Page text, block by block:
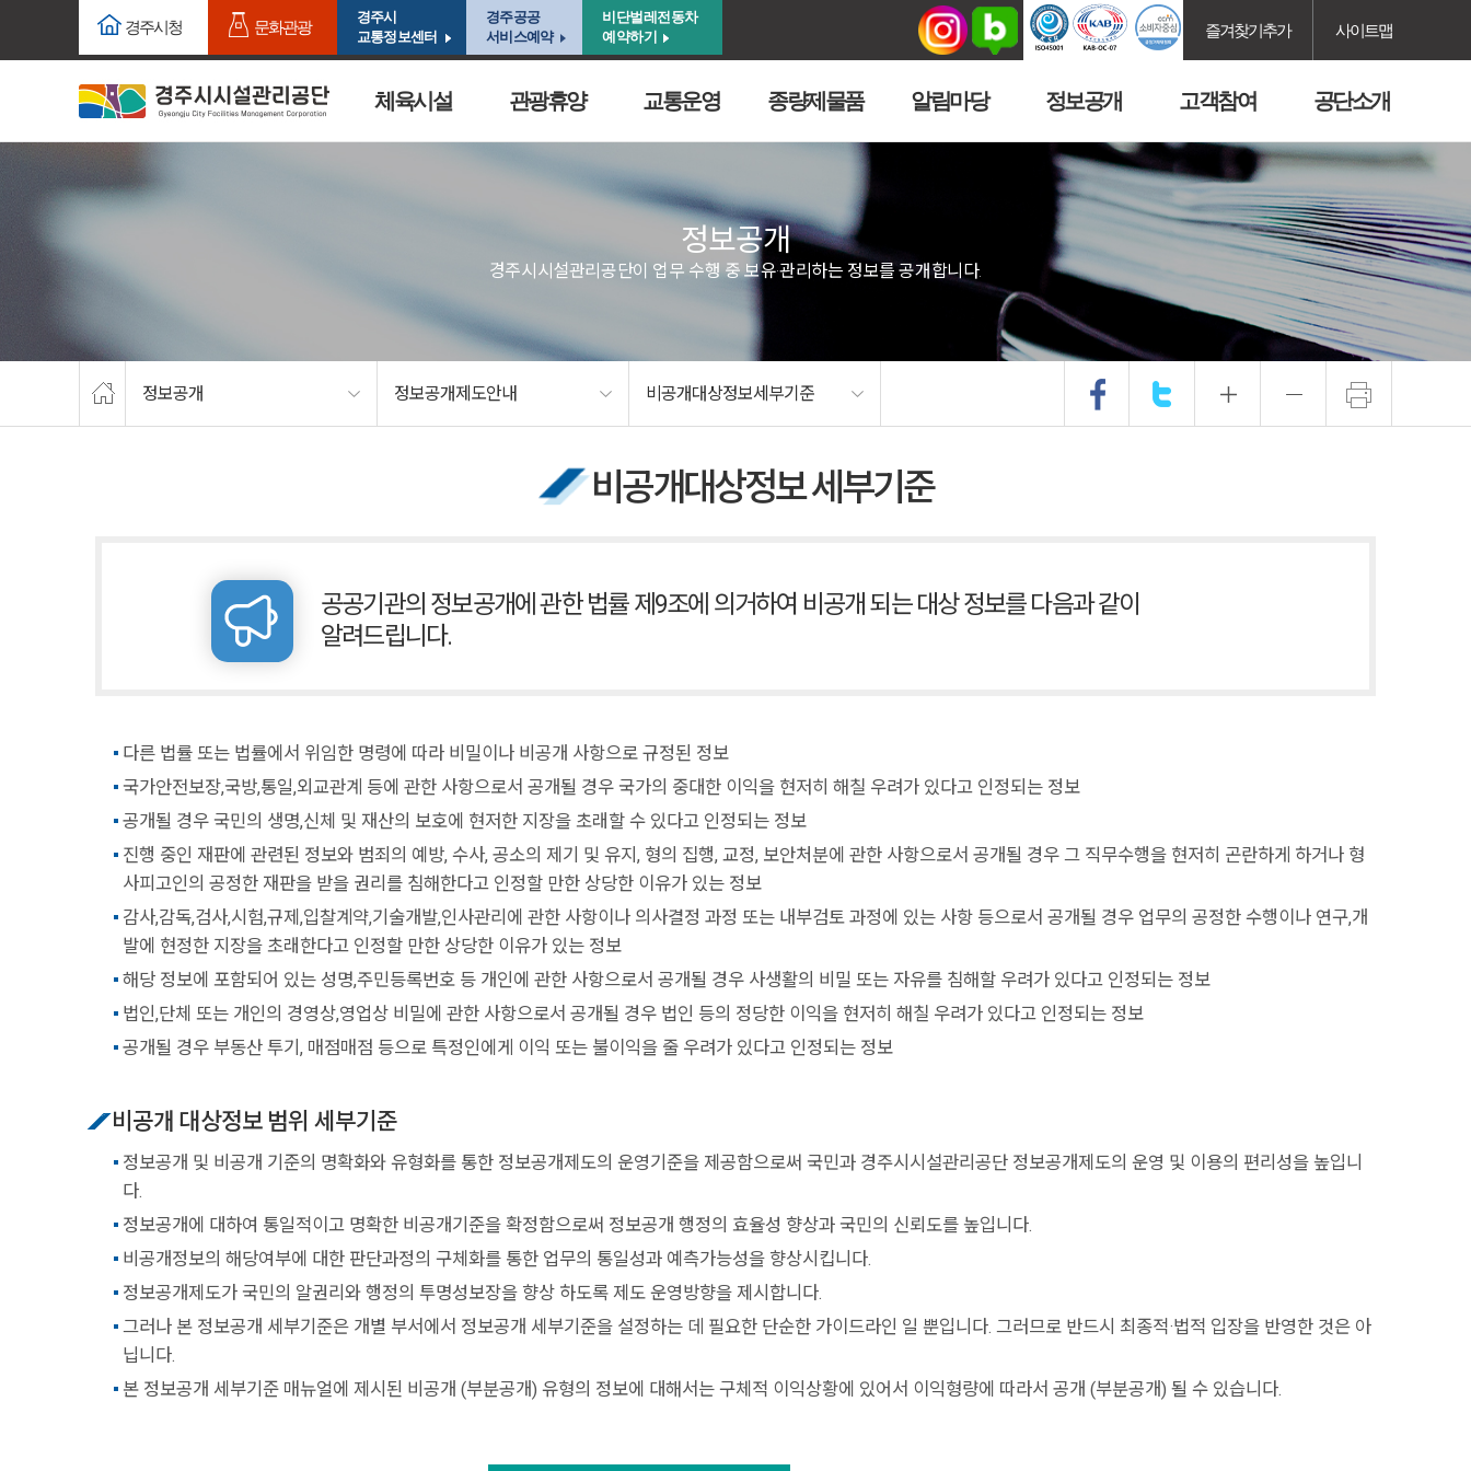
주요메뉴로 건너뛰기
경주시청 문화관광
경주시
교통정보센터
경주공공
서비스예약
비단벌레전동차
예약하기
즐겨찾기추가 사이트맵
체육시설 관광휴양 교통운영 종량제물품 알림마당 정보공개 고객참여 공단소개
정보공개
경주시시설관리공단이 업무 수행 중 보유·관리하는 정보를 공개합니다.
정보공개 정보공개제도안내 비공개대상정보세부기준
비공개대상정보 세부기준
공공기관의 정보공개에 관한 법률 제9조에 의거하여 비공개 되는 대상 정보를 다음과 같이
알려드립니다.
다른 법률 또는 법률에서 위임한 명령에 따라 비밀이나 비공개 사항으로 규정된 정보
국가안전보장,국방,통일,외교관계 등에 관한 사항으로서 공개될 경우 국가의 중대한 이익을 현저히 해칠 우려가 있다고 인정되는 정보
공개될 경우 국민의 생명,신체 및 재산의 보호에 현저한 지장을 초래할 수 있다고 인정되는 정보
진행 중인 재판에 관련된 정보와 범죄의 예방, 수사, 공소의 제기 및 유지, 형의 집행, 교정, 보안처분에 관한 사항으로서 공개될 경우 그 직무수행을 현저히 곤란하게 하거나 형
사피고인의 공정한 재판을 받을 권리를 침해한다고 인정할 만한 상당한 이유가 있는 정보
감사,감독,검사,시험,규제,입찰계약,기술개발,인사관리에 관한 사항이나 의사결정 과정 또는 내부검토 과정에 있는 사항 등으로서 공개될 경우 업무의 공정한 수행이나 연구,개
발에 현정한 지장을 초래한다고 인정할 만한 상당한 이유가 있는 정보
해당 정보에 포함되어 있는 성명,주민등록번호 등 개인에 관한 사항으로서 공개될 경우 사생활의 비밀 또는 자유를 침해할 우려가 있다고 인정되는 정보
법인,단체 또는 개인의 경영상,영업상 비밀에 관한 사항으로서 공개될 경우 법인 등의 정당한 이익을 현저히 해칠 우려가 있다고 인정되는 정보
공개될 경우 부동산 투기, 매점매점 등으로 특정인에게 이익 또는 불이익을 줄 우려가 있다고 인정되는 정보
비공개 대상정보 범위 세부기준
정보공개 및 비공개 기준의 명확화와 유형화를 통한 정보공개제도의 운영기준을 제공함으로써 국민과 경주시시설관리공단 정보공개제도의 운영 및 이용의 편리성을 높입니
다.
정보공개에 대하여 통일적이고 명확한 비공개기준을 확정함으로써 정보공개 행정의 효율성 향상과 국민의 신뢰도를 높입니다.
비공개정보의 해당여부에 대한 판단과정의 구체화를 통한 업무의 통일성과 예측가능성을 향상시킵니다.
정보공개제도가 국민의 알권리와 행정의 투명성보장을 향상 하도록 제도 운영방향을 제시합니다.
그러나 본 정보공개 세부기준은 개별 부서에서 정보공개 세부기준을 설정하는 데 필요한 단순한 가이드라인 일 뿐입니다. 그러므로 반드시 최종적·법적 입장을 반영한 것은 아
닙니다.
본 정보공개 세부기준 매뉴얼에 제시된 비공개 (부분공개) 유형의 정보에 대해서는 구체적 이익상황에 있어서 이익형량에 따라서 공개 (부분공개) 될 수 있습니다.